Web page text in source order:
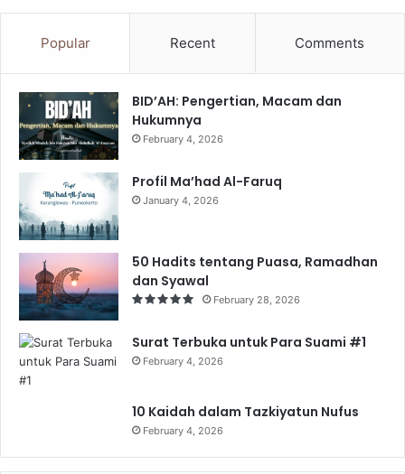
Popular Recent Comments
BID’AH: Pengertian, Macam dan
Hukumnya
February 4, 2026
Profil Ma’had Al-Faruq
January 4, 2026
50 Hadits tentang Puasa, Ramadhan
dan Syawal
February 28, 2026
Surat Terbuka untuk Para Suami #1
February 4, 2026
10 Kaidah dalam Tazkiyatun Nufus
February 4, 2026